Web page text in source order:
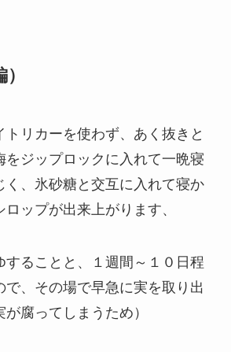
トリカーを使わず、あく抜きと
をジップロックに入れて一晩寝
く、氷砂糖と交互に入れて寝か
ップが出来上がります、
することと、１週間～１０日程
で、その場で早急に実を取り出
腐ってしまうため）